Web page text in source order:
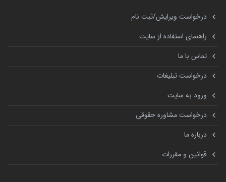
درخواست ویرایش/ثبت نام
راهنمای استفاده از سایت
تماس با ما
درخواست تبلیغات
ورود به سایت
درخواست مشاوره حقوقی
درباره ما
قوانین و مقررات